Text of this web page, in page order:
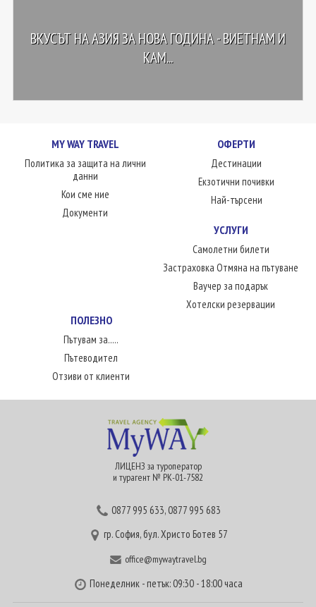
ВКУСЪТ НА АЗИЯ ЗА НОВА ГОДИНА - ВИЕТНАМ И
КАМ...
MY WAY TRAVEL
Политика за защита на лични
данни
Кои сме ние
Документи
ОФЕРТИ
Дестинации
Екзотични почивки
Най-търсени
УСЛУГИ
Самолетни билети
Застраховка Отмяна на пътуване
Ваучер за подарък
Хотелски резервации
ПОЛЕЗНО
Пътувам за.....
Пътеводител
Отзиви от клиенти
ЛИЦЕНЗ за туроператор
и турагент № РК-01-7582
0877 995 633,0877 995 683
гр. София, бул. Христо Ботев 57
office@mywaytravel.bg
Понеделник - петък: 09:30 - 18:00 часа